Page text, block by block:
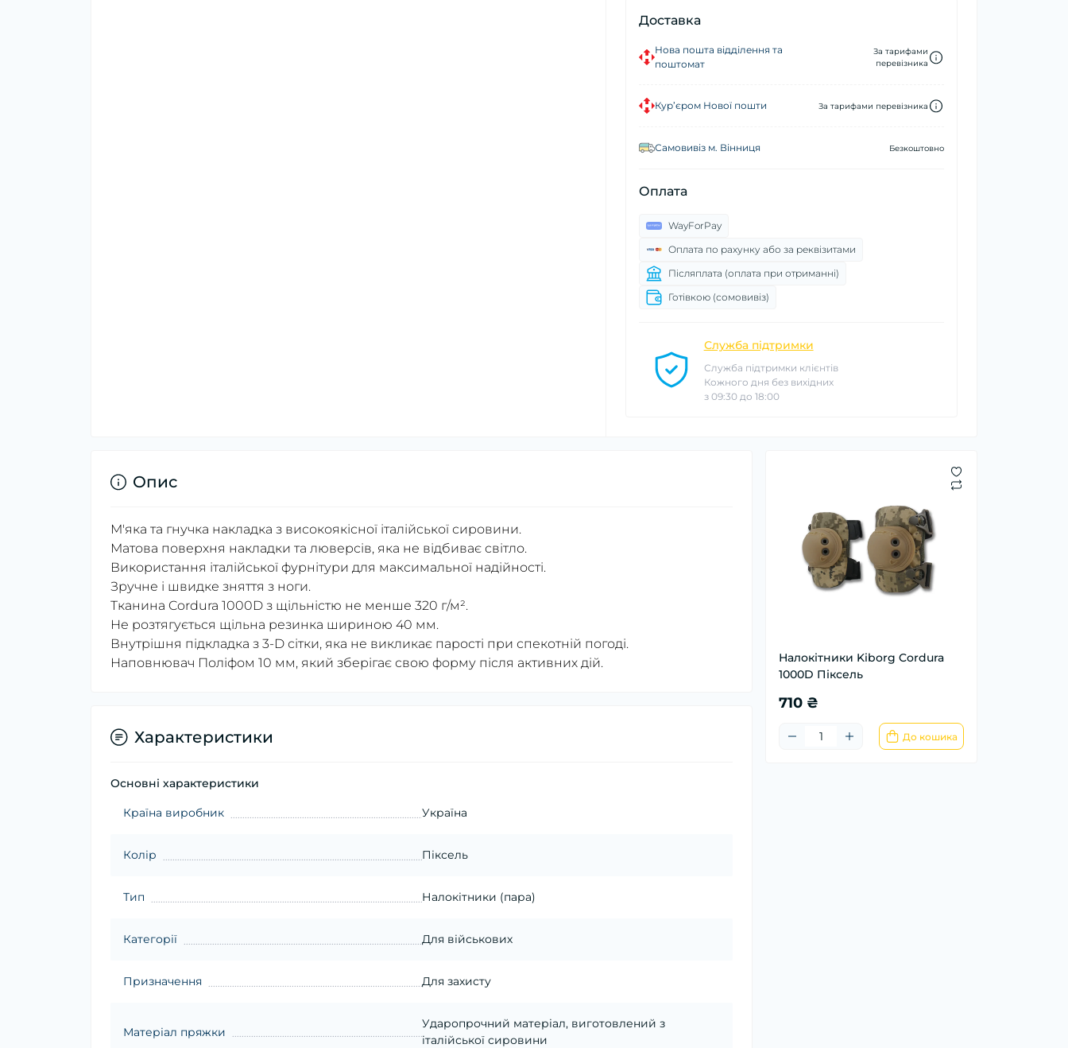
Доставка
Нова пошта відділення та
поштомат
За тарифами
перевізника
Кур’єром Нової пошти За тарифами перевізника
Самовивіз м. Вінниця Безкоштовно
Оплата
WayForPay
Оплата по рахунку або за реквізитами
Післяплата (оплата при отриманні)
Готівкою (сомовивіз)
Служба підтримки
Служба підтримки клієнтів
Кожного дня без вихідних
з 09:30 до 18:00
Налокітники Kiborg Cordura
1000D Піксель
710 ₴
До кошика
Опис
М'яка та гнучка накладка з високоякісної італійської сировини.
Матова поверхня накладки та люверсів, яка не відбиває світло.
Використання італійської фурнітури для максимальної надійності.
Зручне і швидке зняття з ноги.
Тканина Cordura 1000D з щільністю не менше 320 г/м².
Не розтягується щільна резинка шириною 40 мм.
Внутрішня підкладка з 3-D сітки, яка не викликає парості при спекотній погоді.
Наповнювач Поліфом 10 мм, який зберігає свою форму після активних дій.
Характеристики
Основні характеристики
Країна виробник Україна
Колір Піксель
Тип Налокітники (пара)
Категорії Для військових
Призначення Для захисту
Матеріал пряжки
Ударопрочний матеріал, виготовлений з
італійської сировини